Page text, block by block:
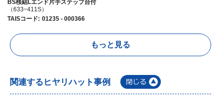
BS桜結Lエンド片手ステップ台付
（633−411S）
TAISコード: 01235 - 000366
もっと見る
関連するヒヤリハット事例